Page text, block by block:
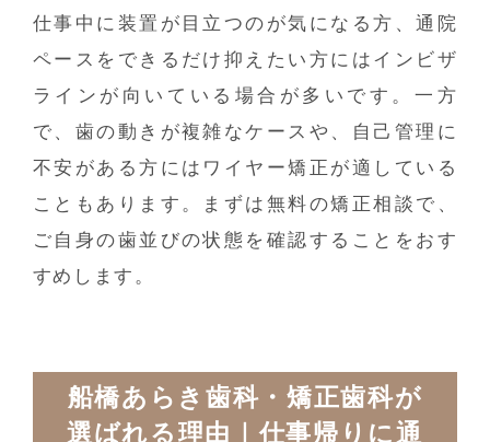
仕事中に装置が目立つのが気になる方、通院
ペースをできるだけ抑えたい方にはインビザ
ラインが向いている場合が多いです。一方
で、歯の動きが複雑なケースや、自己管理に
不安がある方にはワイヤー矯正が適している
こともあります。まずは無料の矯正相談で、
ご自身の歯並びの状態を確認することをおす
すめします。
船橋あらき歯科・矯正歯科が
選ばれる理由｜仕事帰りに通